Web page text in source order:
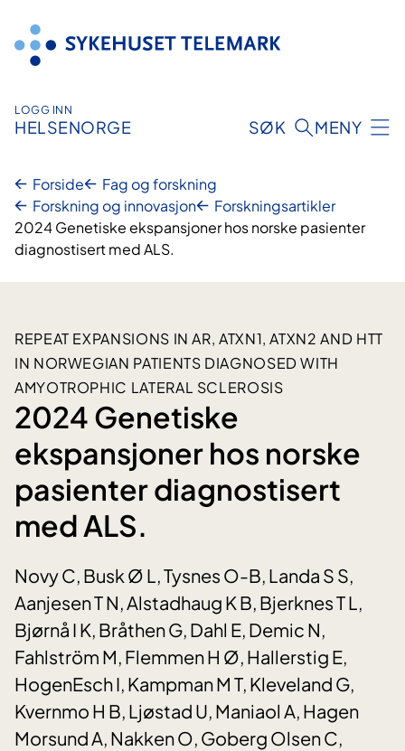
innhold
LOGG INN
HELSENORGE SØK MENY
Forside
Fag og forskning
Forskning og innovasjon
Forskningsartikler
2024 Genetiske ekspansjoner hos norske pasienter
diagnostisert med ALS.
REPEAT EXPANSIONS IN AR, ATXN1, ATXN2 AND HTT
IN NORWEGIAN PATIENTS DIAGNOSED WITH
AMYOTROPHIC LATERAL SCLEROSIS
2024 Genetiske
ekspansjoner hos norske
pasienter diagnostisert
med ALS.
Novy C, Busk Ø L, Tysnes O-B, Landa S S,
Aanjesen T N, Alstadhaug K B, Bjerknes T L,
Bjørnå I K, Bråthen G, Dahl E, Demic N,
Fahlström M, Flemmen H Ø, Hallerstig E,
HogenEsch I, Kampman M T, Kleveland G,
Kvernmo H B, Ljøstad U, Maniaol A, Hagen
Morsund A, Nakken O, Goberg Olsen C,